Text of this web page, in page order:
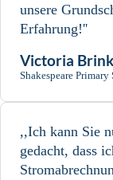
unsere
Erfahrung!''
Victoria
Shakespeare
,,Ich kann Sie
gedacht, dass